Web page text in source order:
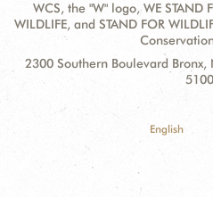
WCS, the "W" logo, WE STAND
WILDLIFE, and STAND FOR
Contact
Address:
2300 Southern Boulevard
5100
English